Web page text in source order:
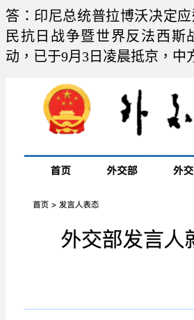
答：印尼总统普拉博沃决定
民抗日战争暨世界反法西斯
动，已于9月3日凌晨抵京，中